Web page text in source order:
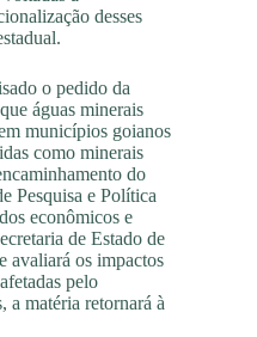
desses
o pedido da
águas minerais
municípios goianos
como minerais
do
Pesquisa e Política
econômicos e
de Estado de
avaliará os impactos
pelo
a matéria retornará à